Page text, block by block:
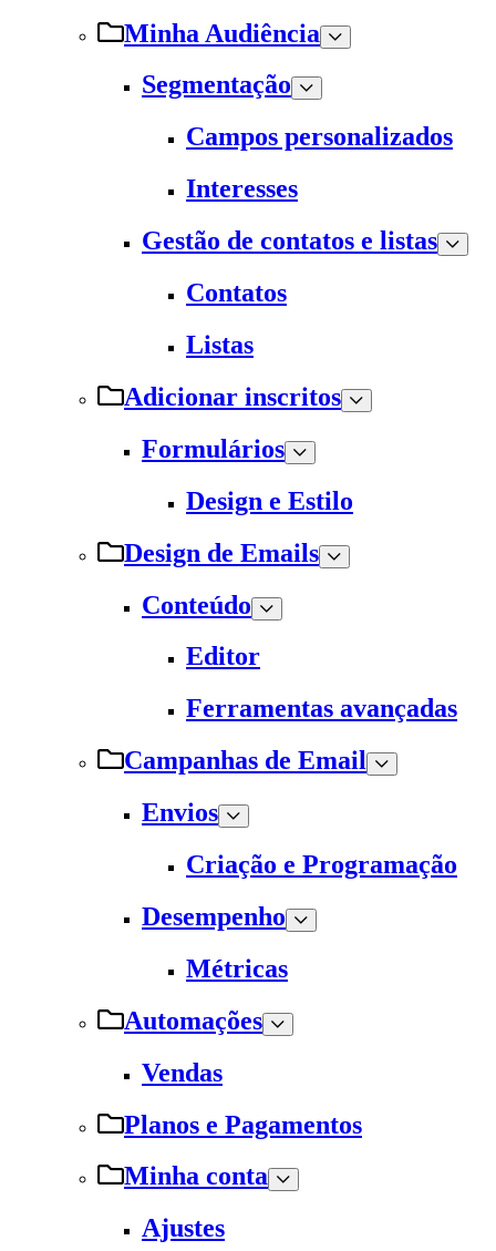
Minha Audiência
Segmentação
Campos personalizados
Interesses
Gestão de contatos e listas
Contatos
Listas
Adicionar inscritos
Formulários
Design e Estilo
Design de Emails
Conteúdo
Editor
Ferramentas avançadas
Campanhas de Email
Envios
Criação e Programação
Desempenho
Métricas
Automações
Vendas
Planos e Pagamentos
Minha conta
Ajustes